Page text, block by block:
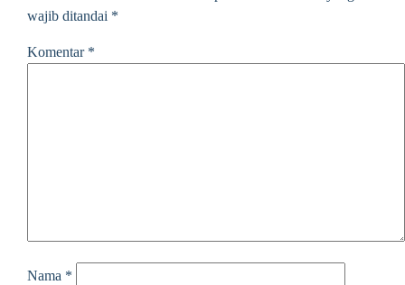
wajib ditandai *
Komentar *
Nama *